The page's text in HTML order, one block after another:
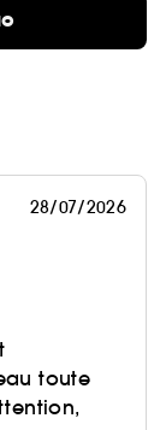
28/07/2026
toute